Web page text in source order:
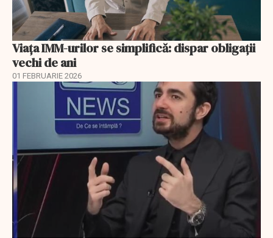
Viața IMM-urilor se simplifică: dispar obligații
vechi de ani
01 FEBRUARIE 2026
EXCLUSIV